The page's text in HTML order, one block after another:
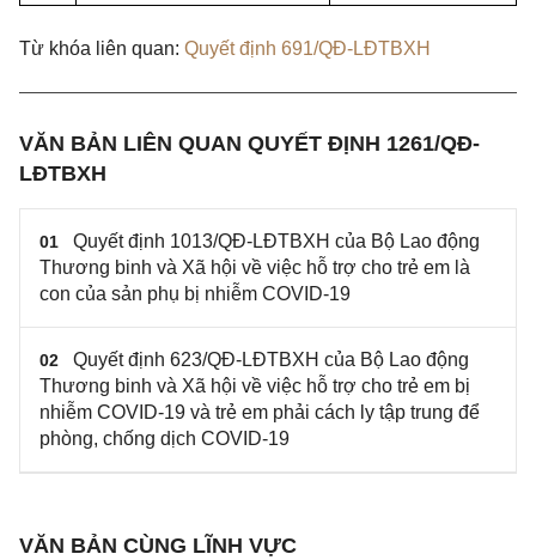
Từ khóa liên quan: Quyết định 691/QĐ-LĐTBXH
VĂN BẢN LIÊN QUAN QUYẾT ĐỊNH 1261/QĐ-
LĐTBXH
01
Quyết định 1013/QĐ-LĐTBXH của Bộ Lao động
Thương binh và Xã hội về việc hỗ trợ cho trẻ em là
con của sản phụ bị nhiễm COVID-19
02
Quyết định 623/QĐ-LĐTBXH của Bộ Lao động
Thương binh và Xã hội về việc hỗ trợ cho trẻ em bị
nhiễm COVID-19 và trẻ em phải cách ly tập trung để
phòng, chống dịch COVID-19
VĂN BẢN CÙNG LĨNH VỰC